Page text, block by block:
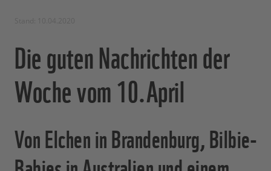
Die guten Nachrichten der
Woche vom 10.April
Von Elchen in Brandenburg, Bilbie-